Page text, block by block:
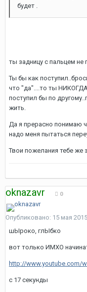
будет .
ты задницу с пальцем не
Ты бы как
что "да"....то ты НИКОГДА
поступил бы по
жить.
Да я прерасно понимаю
надо меня пытаться
Твои пожелания тебе же
oknazavr 0
Опубликовано: 15 мая 2015
шЫроко, глЫбко
вот только ИМХО
http://www.youtube.com/
с 17 секунды